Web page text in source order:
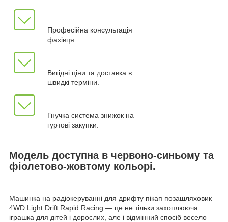
Професійна консультація
фахівця.
Вигідні ціни та доставка в
швидкі терміни.
Гнучка система знижок на
гуртові закупки.
Модель доступна в червоно-синьому та
фіолетово-жовтому кольорі.
Машинка на радіокеруванні для дрифту пікап позашляховик
4WD Light Drift Rapid Racing — це не тільки захоплююча
іграшка для дітей і дорослих, але і відмінний спосіб весело